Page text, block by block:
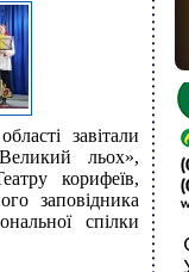
завітали
льох»,
корифеїв,
заповідника
спілки